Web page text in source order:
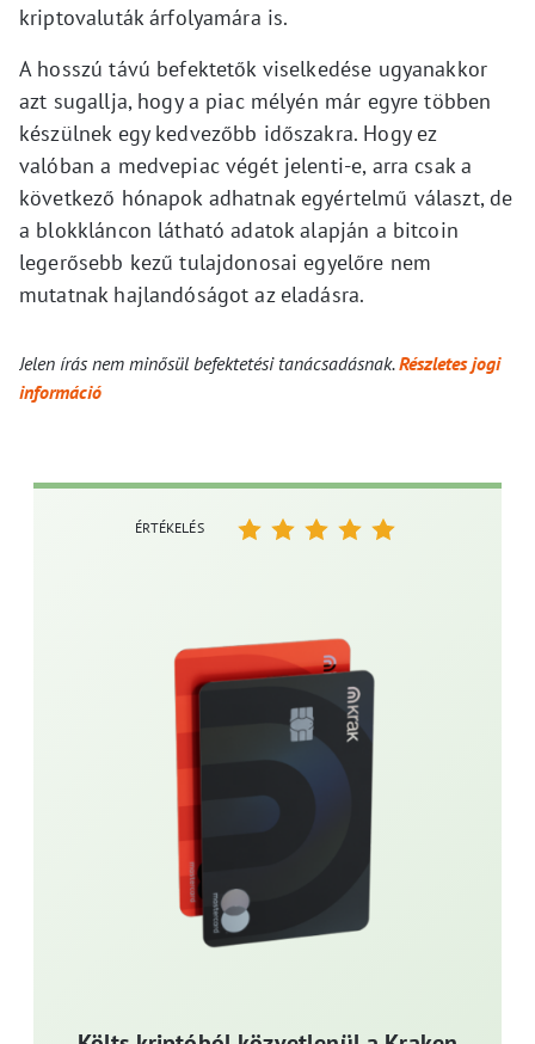
kriptovaluták árfolyamára is.
A hosszú távú befektetők viselkedése ugyanakkor
azt sugallja, hogy a piac mélyén már egyre többen
készülnek egy kedvezőbb időszakra. Hogy ez
valóban a medvepiac végét jelenti-e, arra csak a
következő hónapok adhatnak egyértelmű választ, de
a blokkláncon látható adatok alapján a bitcoin
legerősebb kezű tulajdonosai egyelőre nem
mutatnak hajlandóságot az eladásra.
Jelen írás nem minősül befektetési tanácsadásnak.Részletes jogi
információ
ÉRTÉKELÉS